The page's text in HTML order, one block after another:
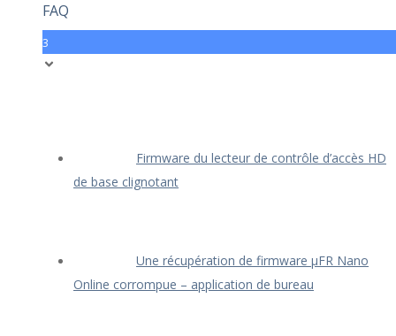
FAQ
3
Firmware du lecteur de contrôle d’accès HD
de base clignotant
Une récupération de firmware μFR Nano
Online corrompue – application de bureau